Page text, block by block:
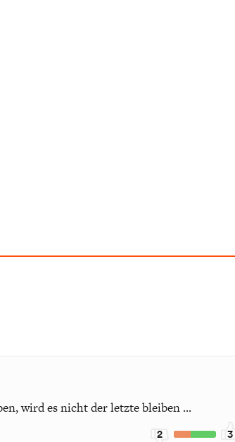
wird es nicht der letzte bleiben ...
2 3